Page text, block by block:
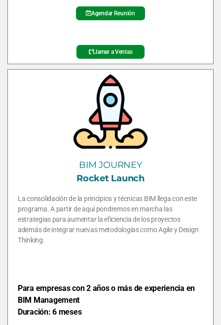
Agendar Reunión
Llamar a Ventas
BIM JOURNEY
Rocket Launch
La consolidación de la principios y técnicas BIM llega con este
programa. A partir de aquí pondremos en marcha las
estrategias para aumentar la eficiencia de los proyectos
además de integrar nuevas metodologías como Agile y Design
Thinking.
Para empresas con 2 años o más de experiencia en
BIM Management
Duración: 6 meses